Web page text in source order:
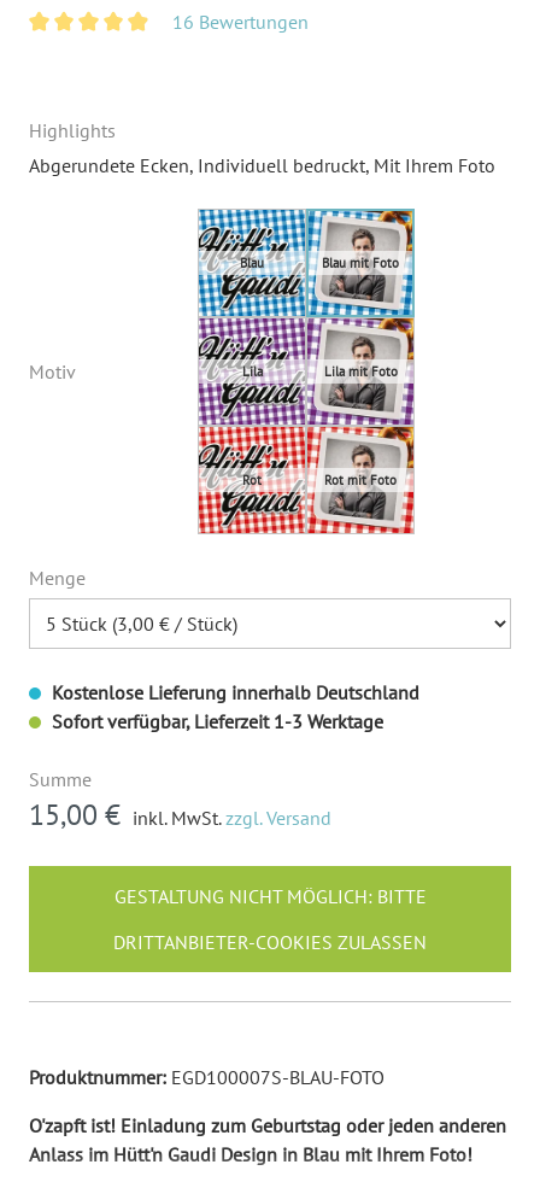
16 Bewertungen
Highlights
Abgerundete Ecken, Individuell bedruckt, Mit Ihrem Foto
Motiv
Menge
Kostenlose Lieferung innerhalb Deutschland
Sofort verfügbar, Lieferzeit 1-3 Werktage
Summe
15,00 € inkl. MwSt.zzgl. Versand
GESTALTUNG NICHT MÖGLICH: BITTE
DRITTANBIETER-COOKIES ZULASSEN
Produktnummer: EGD100007S-BLAU-FOTO
O'zapft ist! Einladung zum Geburtstag oder jeden anderen
Anlass im Hütt'n Gaudi Design in Blau mit Ihrem Foto!